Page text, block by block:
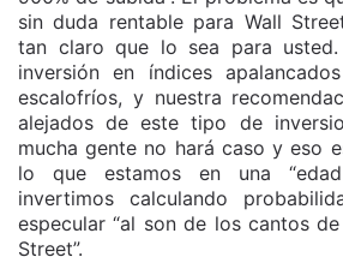
sin duda rentable para Wall
tan claro que lo sea para
inversión en índices
escalofríos, y nuestra
alejados de este tipo de
mucha gente no hará caso y eso
lo que estamos en una “edad
invertimos calculando
especular “al son de los cantos
Street”.